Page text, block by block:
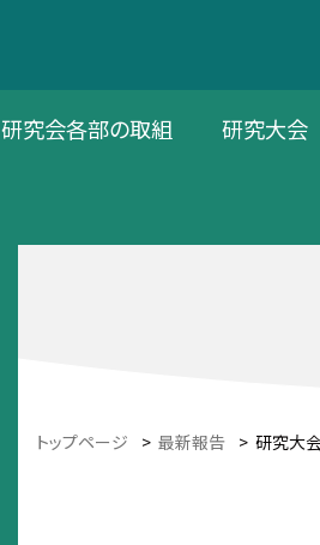
研究会各部の取組 研究大会
トップページ > 最新報告 > 研究大